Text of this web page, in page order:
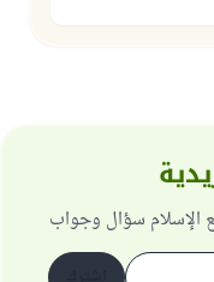
الإسلام سؤال وجواب